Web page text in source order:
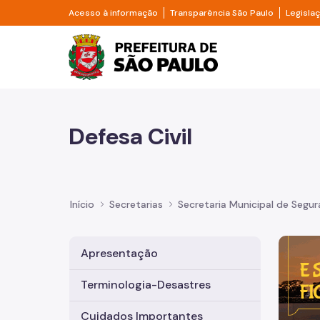
Pular para o Conteúdo principal
Acesso à informação Divisor de acesso à informação
Transparência São Paulo Divisor
Prefeitura de São
Defesa Civil
Início Secretarias Secretaria Municipal de
Apresentação
Terminologia-Desastres
Cuidados Importantes